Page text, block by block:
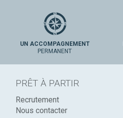
UN ACCOMPAGNEMENT
PERMANENT
PRÊT À PARTIR
Recrutement
Nous contacter